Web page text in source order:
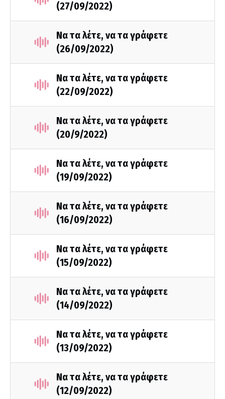
(27/09/2022)
Να τα λέτε, να τα γράφετε
(26/09/2022)
Να τα λέτε, να τα γράφετε
(22/09/2022)
Να τα λέτε, να τα γράφετε
(20/9/2022)
Να τα λέτε, να τα γράφετε
(19/09/2022)
Να τα λέτε, να τα γράφετε
(16/09/2022)
Να τα λέτε, να τα γράφετε
(15/09/2022)
Να τα λέτε, να τα γράφετε
(14/09/2022)
Να τα λέτε, να τα γράφετε
(13/09/2022)
Να τα λέτε, να τα γράφετε
(12/09/2022)